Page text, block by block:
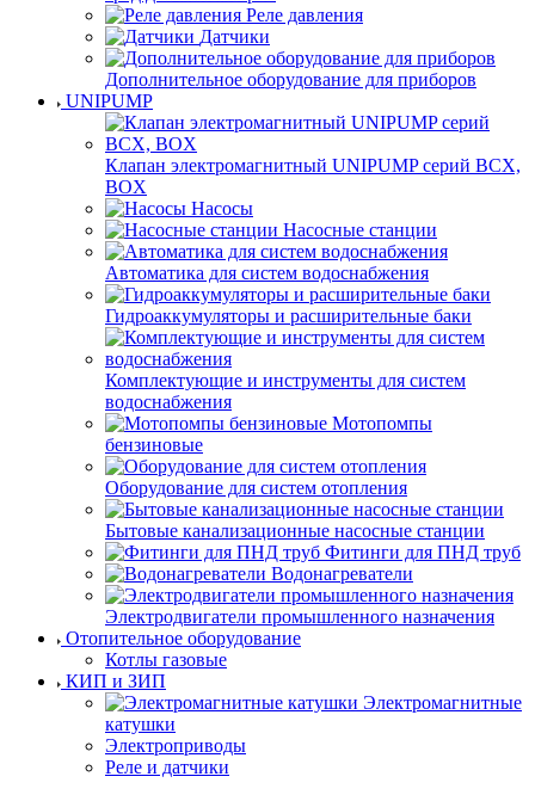
Реле давления
Датчики
Дополнительное оборудование для приборов
UNIPUMP
Клапан электромагнитный UNIPUMP серий BCX,
BOX
Насосы
Насосные станции
Автоматика для систем водоснабжения
Гидроаккумуляторы и расширительные баки
Комплектующие и инструменты для систем
водоснабжения
Мотопомпы
бензиновые
Оборудование для систем отопления
Бытовые канализационные насосные станции
Фитинги для ПНД труб
Водонагреватели
Электродвигатели промышленного назначения
Отопительное оборудование
Котлы газовые
КИП и ЗИП
Электромагнитные
катушки
Электроприводы
Реле и датчики